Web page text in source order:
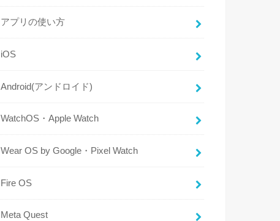
アプリの使い方
iOS
Android(アンドロイド)
WatchOS・Apple Watch
Wear OS by Google・Pixel Watch
Fire OS
Meta Quest